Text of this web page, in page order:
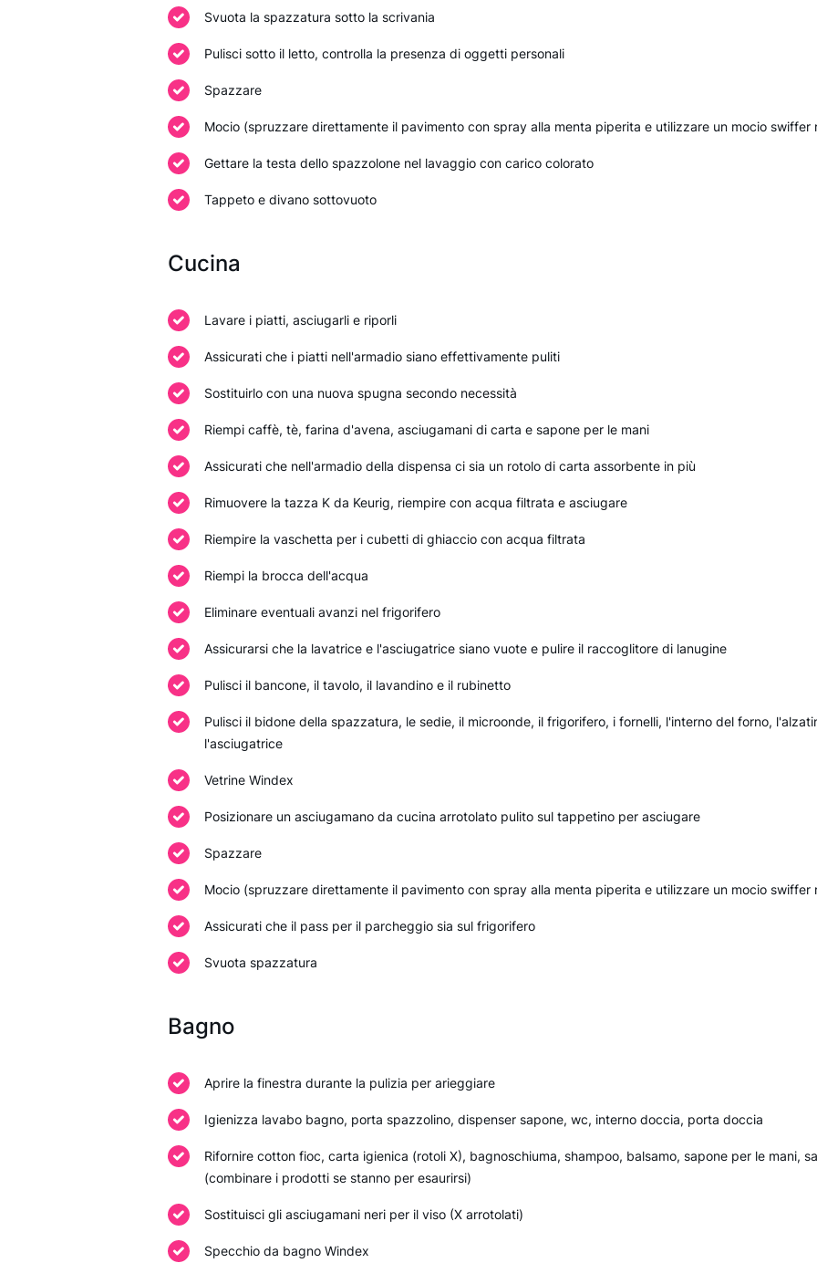
Svuota la spazzatura sotto la scrivania
Pulisci sotto il letto, controlla la presenza di oggetti personali
Spazzare
Mocio (spruzzare direttamente il pavimento con spray alla menta piperita e utilizzare un mocio swiffer
Gettare la testa dello spazzolone nel lavaggio con carico colorato
Tappeto e divano sottovuoto
Cucina
Lavare i piatti, asciugarli e riporli
Assicurati che i piatti nell'armadio siano effettivamente puliti
Sostituirlo con una nuova spugna secondo necessità
Riempi caffè, tè, farina d'avena, asciugamani di carta e sapone per le mani
Assicurati che nell'armadio della dispensa ci sia un rotolo di carta assorbente in più
Rimuovere la tazza K da Keurig, riempire con acqua filtrata e asciugare
Riempire la vaschetta per i cubetti di ghiaccio con acqua filtrata
Riempi la brocca dell'acqua
Eliminare eventuali avanzi nel frigorifero
Assicurarsi che la lavatrice e l'asciugatrice siano vuote e pulire il raccoglitore di lanugine
Pulisci il bancone, il tavolo, il lavandino e il rubinetto
Pulisci il bidone della spazzatura, le sedie, il microonde, il frigorifero, i fornelli, l'interno del forno,
l'asciugatrice
Vetrine Windex
Posizionare un asciugamano da cucina arrotolato pulito sul tappetino per asciugare
Spazzare
Mocio (spruzzare direttamente il pavimento con spray alla menta piperita e utilizzare un mocio swiffer
Assicurati che il pass per il parcheggio sia sul frigorifero
Svuota spazzatura
Bagno
Aprire la finestra durante la pulizia per arieggiare
Igienizza lavabo bagno, porta spazzolino, dispenser sapone, wc, interno doccia, porta doccia
Rifornire cotton fioc, carta igienica (rotoli X), bagnoschiuma, shampoo, balsamo, sapone per le mani,
(combinare i prodotti se stanno per esaurirsi)
Sostituisci gli asciugamani neri per il viso (X arrotolati)
Specchio da bagno Windex